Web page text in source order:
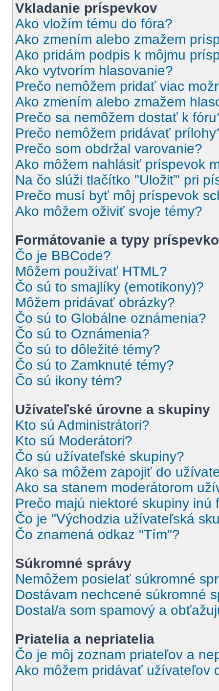
Vkladanie príspevkov
Ako vložím tému do fóra?
Ako zmením alebo zmažem
Ako pridám podpis k môjmu
Ako vytvorím hlasovanie?
Prečo nemôžem pridať viac
Ako zmením alebo zmažem
Prečo sa nemôžem dostať k
Prečo nemôžem pridávať
Prečo som obdržal varovanie?
Ako môžem nahlásiť príspevok
Na čo slúži tlačítko "Uložiť" pri
Prečo musí byť môj príspevok
Ako môžem oživiť svoje témy?
Formátovanie a typy
Čo je BBCode?
Môžem používať HTML?
Čo sú to smajlíky (emotikony)?
Môžem pridávať obrázky?
Čo sú to Globálne oznámenia?
Čo sú to Oznámenia?
Čo sú to dôležité témy?
Čo sú to Zamknuté témy?
Čo sú ikony tém?
Užívateľské úrovne a skupiny
Kto sú Administrátori?
Kto sú Moderátori?
Čo sú užívateľské skupiny?
Ako sa môžem zapojiť do
Ako sa stanem moderátorom
Prečo majú niektoré skupiny inú
Čo je "Východzia užívateľská
Čo znamená odkaz "Tím"?
Súkromné správy
Nemôžem posielať súkromné
Dostávam nechcené súkromné
Dostal/a som spamový a
Priatelia a nepriatelia
Čo je môj zoznam priateľov a
Ako môžem pridávať užívateľov